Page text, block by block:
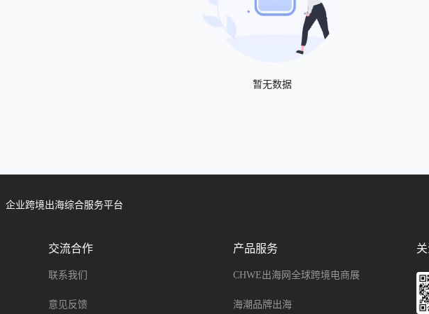
暂无数据
企业跨境出海综合服务平台
交流合作
联系我们
意见反馈
产品服务
CHWE出海网全球跨境电商展
海潮品牌出海